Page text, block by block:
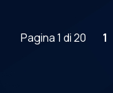
Pagina 1 di 20 1